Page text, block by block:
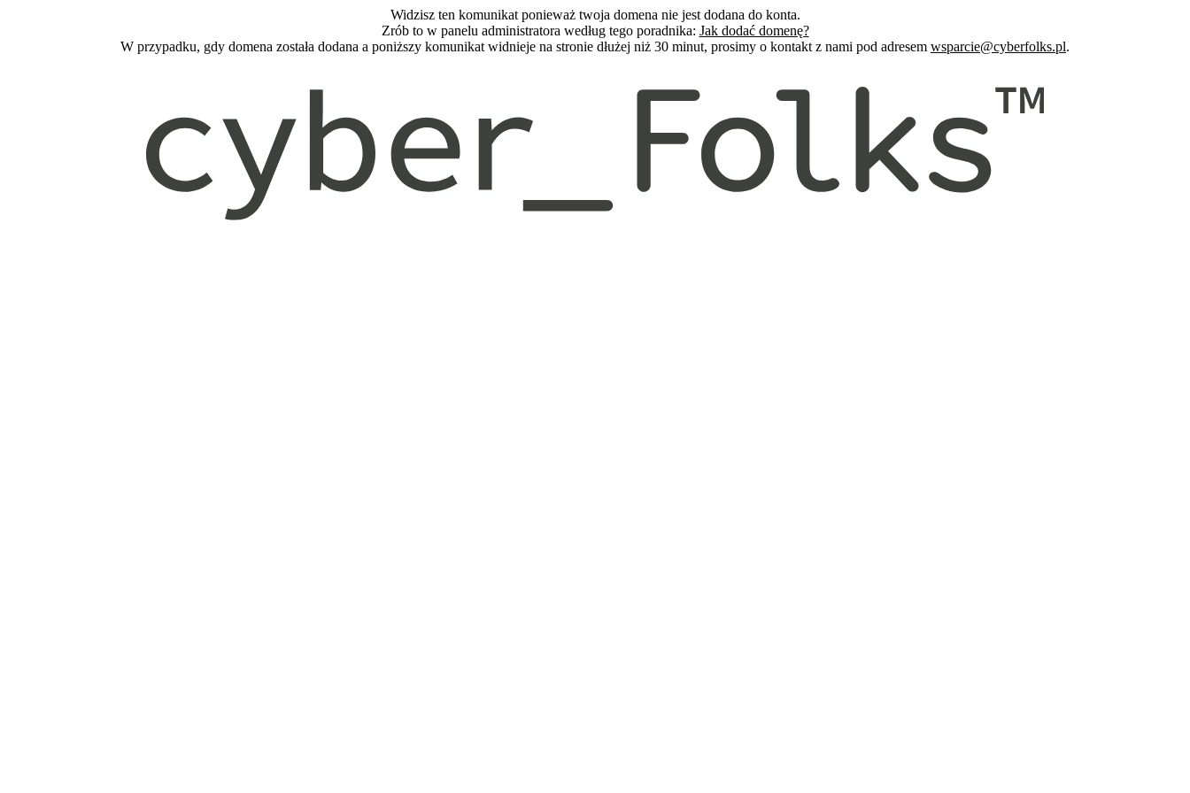
Widzisz ten komunikat ponieważ twoja domena nie jest dodana do konta.
Zrób to w panelu administratora według tego poradnika: Jak dodać domenę?
W przypadku, gdy domena została dodana a poniższy komunikat widnieje na stronie dłużej niż 30 minut, prosimy o kontakt z nami pod adresem wsparcie@cyberfolks.pl.